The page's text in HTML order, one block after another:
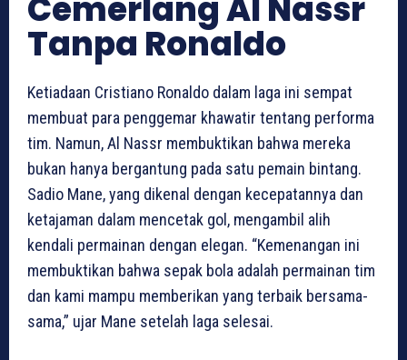
Cemerlang Al Nassr
Tanpa Ronaldo
Ketiadaan Cristiano Ronaldo dalam laga ini sempat
membuat para penggemar khawatir tentang performa
tim. Namun, Al Nassr membuktikan bahwa mereka
bukan hanya bergantung pada satu pemain bintang.
Sadio Mane, yang dikenal dengan kecepatannya dan
ketajaman dalam mencetak gol, mengambil alih
kendali permainan dengan elegan. “Kemenangan ini
membuktikan bahwa sepak bola adalah permainan tim
dan kami mampu memberikan yang terbaik bersama-
sama,” ujar Mane setelah laga selesai.